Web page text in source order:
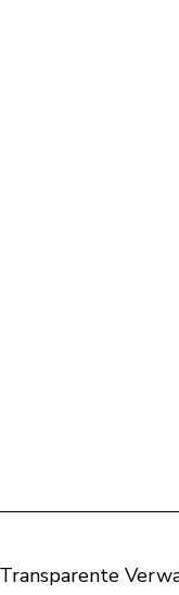
Transparente